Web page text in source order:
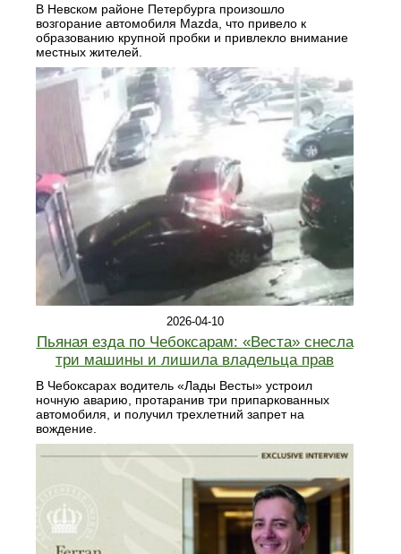
В Невском районе Петербурга произошло
возгорание автомобиля Mazda, что привело к
образованию крупной пробки и привлекло внимание
местных жителей.
2026-04-10
Пьяная езда по Чебоксарам: «Веста» снесла
три машины и лишила владельца прав
В Чебоксарах водитель «Лады Весты» устроил
ночную аварию, протаранив три припаркованных
автомобиля, и получил трехлетний запрет на
вождение.